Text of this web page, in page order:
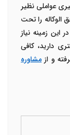
عواملی نظیر
را تحت
این زمینه نیاز
دارید، کافی
و از مشاوره